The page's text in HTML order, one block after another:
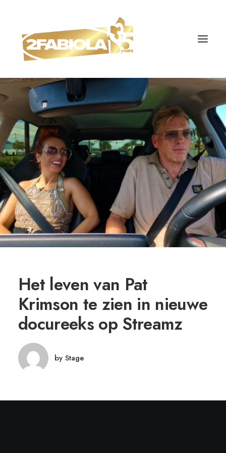
Het leven van Pat
Krimson te zien in nieuwe
docureeks op Streamz
by Stage